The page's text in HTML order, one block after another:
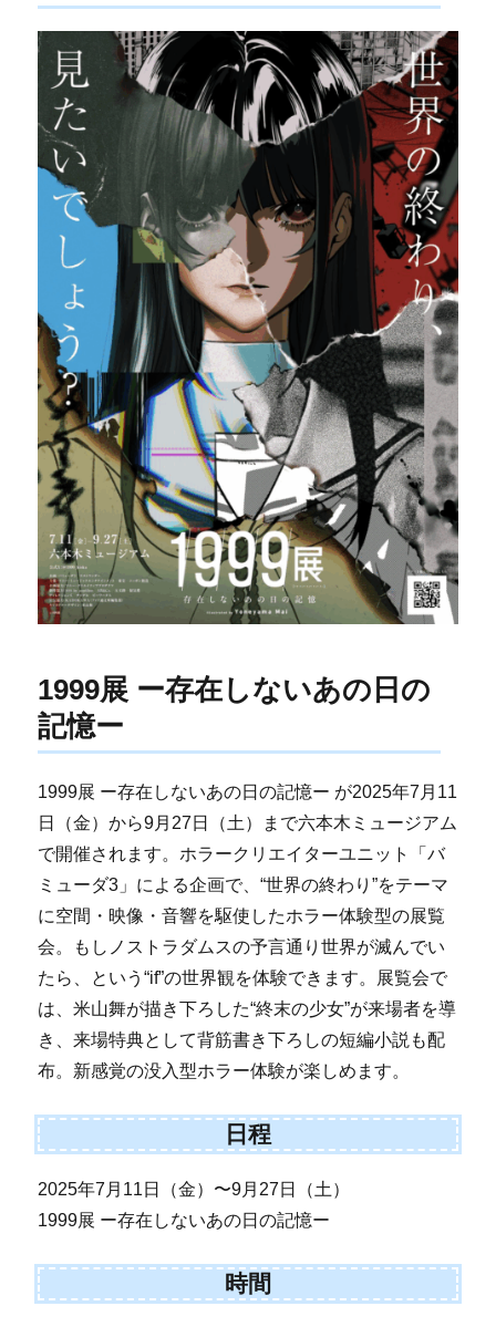
1999展 ー存在しないあの日の
記憶ー
1999展 ー存在しないあの日の記憶ー が2025年7月11
日（金）から9月27日（土）まで六本木ミュージアム
で開催されます。ホラークリエイターユニット「バ
ミューダ3」による企画で、“世界の終わり”をテーマ
に空間・映像・音響を駆使したホラー体験型の展覧
会。もしノストラダムスの予言通り世界が滅んでい
たら、という“if”の世界観を体験できます。展覧会で
は、米山舞が描き下ろした“終末の少女”が来場者を導
き、来場特典として背筋書き下ろしの短編小説も配
布。新感覚の没入型ホラー体験が楽しめます。
日程
2025年7月11日（金）〜9月27日（土）
1999展 ー存在しないあの日の記憶ー
時間